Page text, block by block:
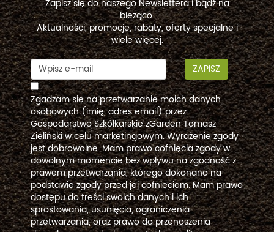
Zapisz się do naszego Newslettera i bądź na
bieżąco.
Aktualności, promocje, rabaty, oferty specjalne i
wiele więcej.
ZAPISZ
Zgadzam się na przetwarzanie moich danych
osobowych (imię, adres email) przez
Gospodarstwo Szkółkarskie zGarden Tomasz
Zieliński w celu marketingowym. Wyrażenie zgody
jest dobrowolne. Mam prawo cofnięcia zgody w
dowolnym momencie bez wpływu na zgodność z
prawem przetwarzania, którego dokonano na
podstawie zgody przed jej cofnięciem. Mam prawo
dostępu do treści swoich danych i ich
sprostowania, usunięcia, ograniczenia
przetwarzania, oraz prawo do przenoszenia